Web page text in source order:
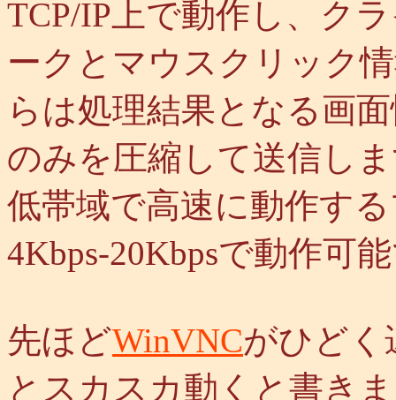
TCP/IP上で動作し、ク
ークとマウスクリック
らは処理結果となる画
のみを圧縮して送信し
低帯域で高速に動作す
4Kbps-20Kbpsで動作可
先ほどWinVNCがひどく
とスカスカ動くと書き